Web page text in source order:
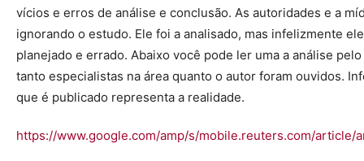
vícios e erros de análise e conclusão. As autoridades e a
ignorando o estudo. Ele foi a analisado, mas infelizmente
planejado e errado. Abaixo você pode ler uma a análise
tanto especialistas na área quanto o autor foram ouvidos.
que é publicado representa a realidade.
https://www.google.com/amp/s/mobile.reuters.com/article/